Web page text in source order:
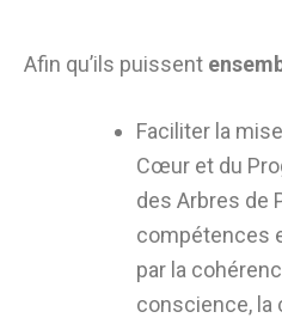
Afin qu’ils puissent
Faciliter la
Cœur et du
des Arbres de
compétences
par la
conscience, la